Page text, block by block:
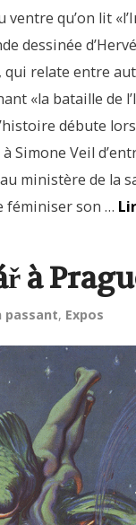
ventre qu’on lit
dessinée
qui relate entre
«la bataille de
débute
Simone Veil
ministère de la
féminiser son …
à
passant, Expos